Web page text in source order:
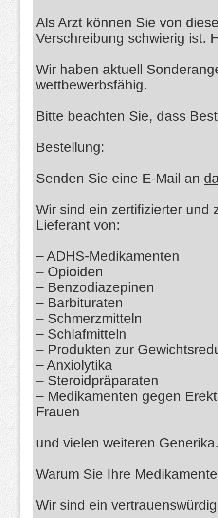
Als Arzt können Sie von
Verschreibung schwierig ist.
Wir haben aktuell
wettbewerbsfähig.
Bitte beachten Sie, dass
Bestellung:
Senden Sie eine E-Mail an
Wir sind ein zertifizierter und
Lieferant von:
– ADHS-Medikamenten
– Opioiden
– Benzodiazepinen
– Barbituraten
– Schmerzmitteln
– Schlafmitteln
– Produkten zur
– Anxiolytika
– Steroidpräparaten
– Medikamenten gegen
Frauen
und vielen weiteren
Warum Sie Ihre
Wir sind ein